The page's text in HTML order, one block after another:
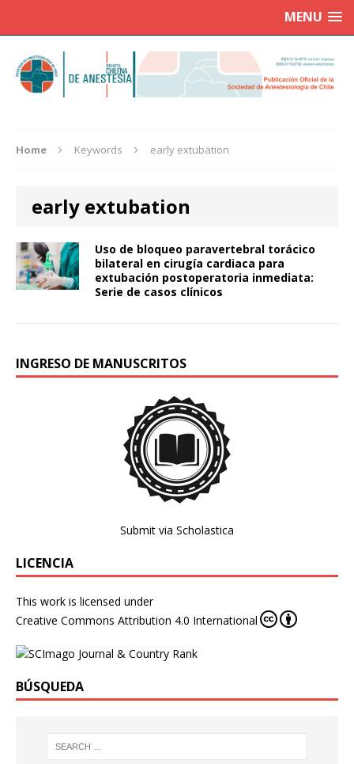
MENU
Home Keywords early extubation
early extubation
Uso de bloqueo paravertebral torácico
bilateral en cirugía cardiaca para
extubación postoperatoria inmediata:
Serie de casos clínicos
INGRESO DE MANUSCRITOS
Submit via Scholastica
LICENCIA
This work is licensed under
Creative Commons Attribution 4.0 International
BÚSQUEDA